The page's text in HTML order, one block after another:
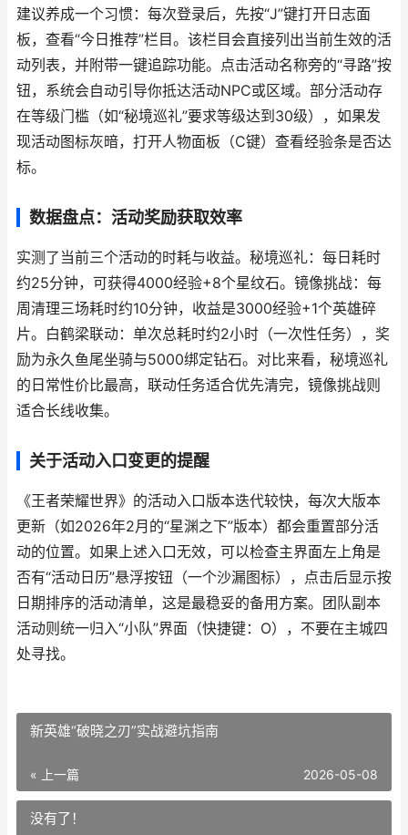
建议养成一个习惯：每次登录后，先按“J”键打开日志面
板，查看“今日推荐”栏目。该栏目会直接列出当前生效的活
动列表，并附带一键追踪功能。点击活动名称旁的“寻路”按
钮，系统会自动引导你抵达活动NPC或区域。部分活动存
在等级门槛（如“秘境巡礼”要求等级达到30级），如果发
现活动图标灰暗，打开人物面板（C键）查看经验条是否达
标。
数据盘点：活动奖励获取效率
实测了当前三个活动的时耗与收益。秘境巡礼：每日耗时
约25分钟，可获得4000经验+8个星纹石。镜像挑战：每
周清理三场耗时约10分钟，收益是3000经验+1个英雄碎
片。白鹤梁联动：单次总耗时约2小时（一次性任务），奖
励为永久鱼尾坐骑与5000绑定钻石。对比来看，秘境巡礼
的日常性价比最高，联动任务适合优先清完，镜像挑战则
适合长线收集。
关于活动入口变更的提醒
《王者荣耀世界》的活动入口版本迭代较快，每次大版本
更新（如2026年2月的“星渊之下”版本）都会重置部分活
动的位置。如果上述入口无效，可以检查主界面左上角是
否有“活动日历”悬浮按钮（一个沙漏图标），点击后显示按
日期排序的活动清单，这是最稳妥的备用方案。团队副本
活动则统一归入“小队”界面（快捷键：O），不要在主城四
处寻找。
新英雄“破晓之刃”实战避坑指南
« 上一篇 2026-05-08
没有了！